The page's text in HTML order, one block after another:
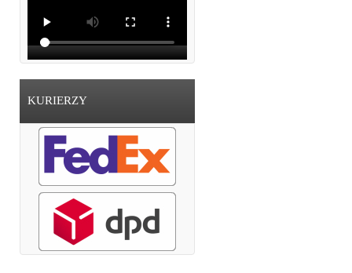
KURIERZY